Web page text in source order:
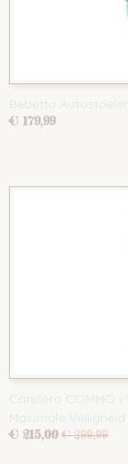
Bebetto
€ 179,99
Caretero COMMO
Maximale Veiligheid
€ 215,00 € 299,99